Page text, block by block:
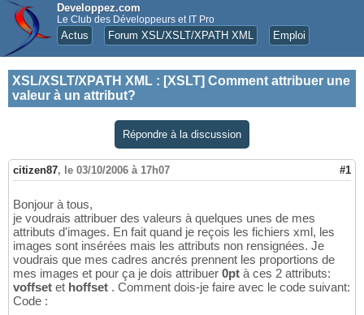
Developpez.com
Le Club des Développeurs et IT Pro
Actus Forum XSL/XSLT/XPATH XML Emploi
XSL/XSLT/XPATH XML : [XSLT] Comment attribuer une
valeur à un attribut?
Répondre à la discussion
citizen87, le 03/10/2006 à 17h07 #1
Bonjour à tous,
je voudrais attribuer des valeurs à quelques unes de mes
attributs d'images. En fait quand je reçois les fichiers xml, les
images sont insérées mais les attributs non rensignées. Je
voudrais que mes cadres ancrés prennent les proportions de
mes images et pour ça je dois attribuer 0pt à ces 2 attributs:
voffset et hoffset . Comment dois-je faire avec le code suivant:
Code :